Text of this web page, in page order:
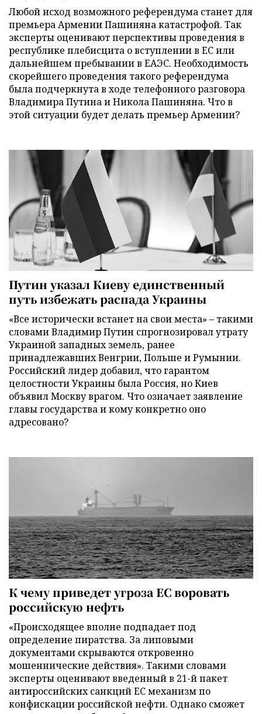
Любой исход возможного референдума станет для
премьера Армении Пашиняна катастрофой. Так
эксперты оценивают перспективы проведения в
республике плебисцита о вступлении в ЕС или
дальнейшем пребывании в ЕАЭС. Необходимость
скорейшего проведения такого референдума
была подчеркнута в ходе телефонного разговора
Владимира Путина и Никола Пашиняна. Что в
этой ситуации будет делать премьер Армении?
Путин указал Киеву единственный
путь избежать распада Украины
«Все исторически встанет на свои места» – такими
словами Владимир Путин спрогнозировал утрату
Украиной западных земель, ранее
принадлежавших Венгрии, Польше и Румынии.
Российский лидер добавил, что гарантом
целостности Украины была Россия, но Киев
объявил Москву врагом. Что означает заявление
главы государства и кому конкретно оно
адресовано?
К чему приведет угроза ЕС воровать
российскую нефть
«Происходящее вполне подпадает под
определение пиратства. За липовыми
документами скрываются откровенно
мошеннические действия». Такими словами
эксперты оценивают введенный в 21-й пакет
антироссийских санкций ЕС механизм по
конфискации российской нефти. Однако сможет